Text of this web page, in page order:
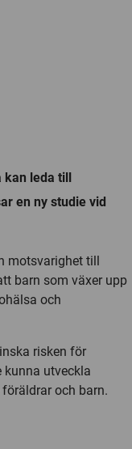
kan leda till
en ny studie vid
motsvarighet till
barn som växer upp
och
risken för
kunna utveckla
och barn.